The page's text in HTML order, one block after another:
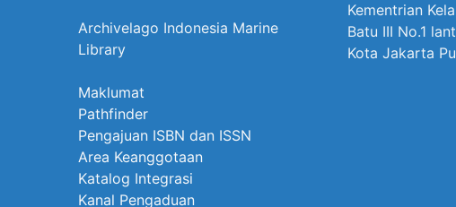
Archivelago Indonesia Marine
Library
Maklumat
Pathfinder
Pengajuan ISBN dan ISSN
Area Keanggotaan
Katalog Integrasi
Kanal Pengaduan
Kementrian
Batu III No.1
Kota Jakarta